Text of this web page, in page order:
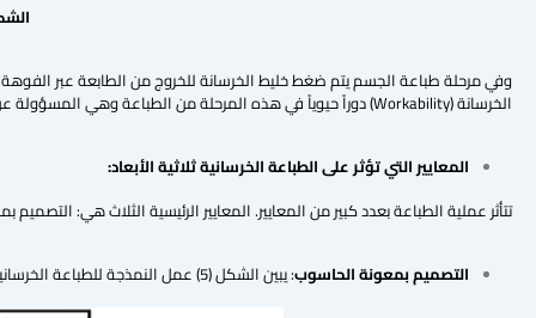
وفي مرحلة طباعة الجسم يتم ضغط خليط الخرسانة للخروج من الطابعة عبر
الخرسانة (Workability) دوراً حيوياً في هذه المرحلة من الطباعة وهي المسؤولة عن جانبي البثق وقابلية البناء للخرسانة.
المعايير التي تؤثر على الطباعة الخرسانية ثلاثية الأبعاد:
تتأثر عملية الطباعة بعدد كبير من المعايير. المعايير الرئيسية الثلاث هي:
التصميم بمعونة الحاسوب: يبين الشكل (5) عمل النمذجة للطباعة الخرسانية ثلاثية الأبعاد.